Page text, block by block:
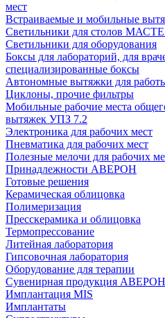
мест
Встраиваемые и мобильные
Светильники для столов
Светильники для оборудования
Боксы для лабораторий, для
специализированные боксы
Автономные вытяжки для
Циклоны, прочие фильтры
Мобильные рабочие места
вытяжек УПЗ 7.2
Электроника для рабочих мест
Пневматика для рабочих мест
Полезные мелочи для рабочих
Принадлежности АВЕРОН
Готовые решения
Керамическая облицовка
Полимеризация
Пресскерамика и облицовка
Термопрессование
Литейная лаборатория
Гипсовочная лаборатория
Оборудование для терапии
Сувенирная продукция АВЕРОН
Имплантация MIS
Имплантаты